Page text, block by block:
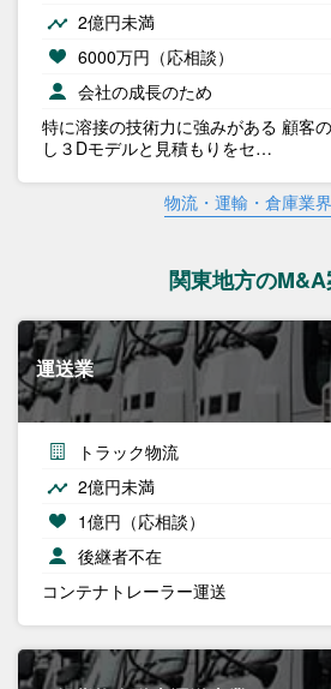
2億円未満
6000万円（応相談）
会社の成長のため
特に溶接の技術力に強みがある 顧客
し３Dモデルと見積もりをセ…
物流・運輸・倉庫業
関東地方の
運送業
トラック物流
2億円未満
1億円（応相談）
後継者不在
コンテナトレーラー運送